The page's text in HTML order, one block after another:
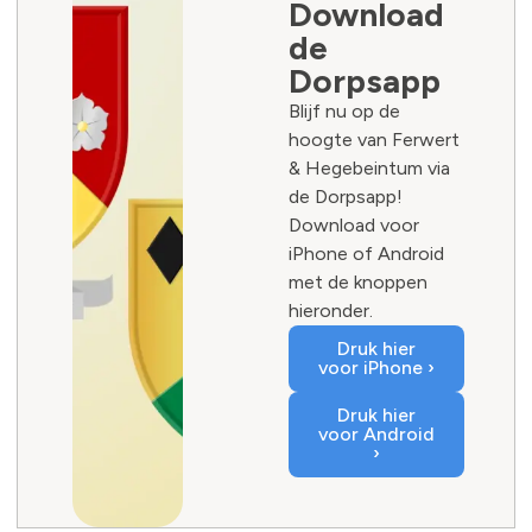
Download
de
Dorpsapp
Blijf nu op de
hoogte van Ferwert
& Hegebeintum via
de Dorpsapp!
Download voor
iPhone of Android
met de knoppen
hieronder.
Druk hier
voor iPhone ›
Druk hier
voor Android
›